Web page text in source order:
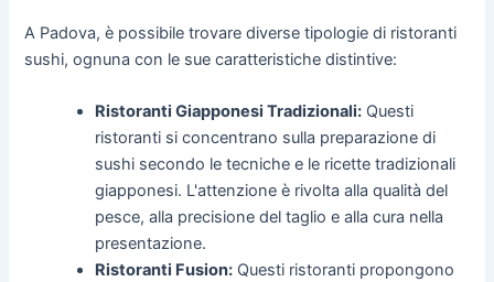
A Padova, è possibile trovare diverse tipologie di ristoranti
sushi, ognuna con le sue caratteristiche distintive:
Ristoranti Giapponesi Tradizionali: Questi
ristoranti si concentrano sulla preparazione di
sushi secondo le tecniche e le ricette tradizionali
giapponesi. L'attenzione è rivolta alla qualità del
pesce, alla precisione del taglio e alla cura nella
presentazione.
Ristoranti Fusion: Questi ristoranti propongono